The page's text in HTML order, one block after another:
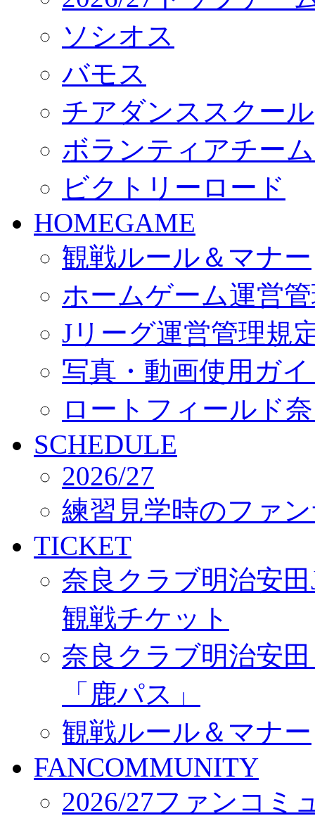
ソシオス
バモス
チアダンススクール
ボランティアチー
ビクトリーロード
HOMEGAME
観戦ルール＆マナー
ホームゲーム運営
Jリーグ運営管理規
写真・動画使用ガ
ロートフィールド
SCHEDULE
2026/27
練習見学時のファ
TICKET
奈良クラブ明治安
観戦チケット
奈良クラブ明治安
「鹿パス」
観戦ルール＆マナー
FANCOMMUNITY
2026/27ファンコミ